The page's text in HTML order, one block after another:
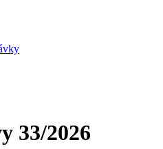
33/2026